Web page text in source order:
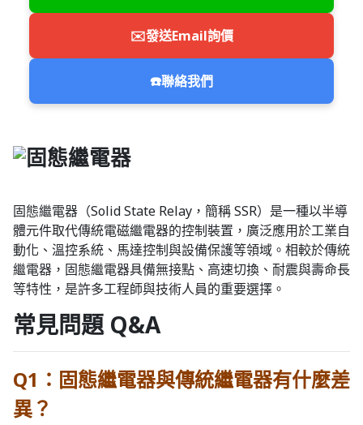
✉️發送Email詢價
☎️聯絡我們
固態繼電器（Solid State Relay，簡稱 SSR）是一種以半導
體元件取代傳統電磁繼電器的控制裝置，廣泛應用於工業自
動化、溫控系統、馬達控制與設備保護等領域。相較於傳統
繼電器，固態繼電器具備無接點、高速切換、耐震與壽命長
等特性，是許多工程師與技術人員的重要選擇。
常見問題 Q&A
Q1：固態繼電器與傳統繼電器有什麼差
異？